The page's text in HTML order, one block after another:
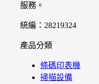
服務。
統編：28219324
產品分類
條碼印表機
掃描設備